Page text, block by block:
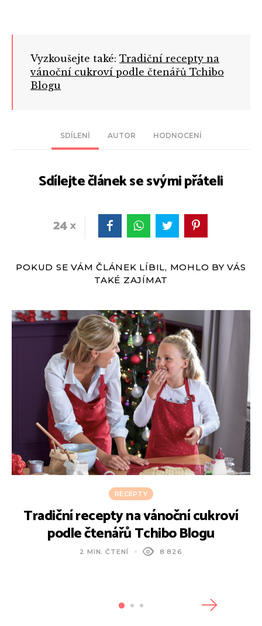
SDÍLENÍ AUTOR HODNOCENÍ
Sdílejte článek se svými přáteli
24
Vyzkoušejte také: Tradiční recepty na
vánoční cukroví podle čtenářů Tchibo
Blogu
POKUD SE VÁM ČLÁNEK LÍBIL, MOHLO BY VÁS
TAKÉ ZAJÍMAT
RECEPTY
Tradiční recepty na vánoční cukroví
podle čtenářů Tchibo Blogu
2 MIN. ČTENÍ 8 826